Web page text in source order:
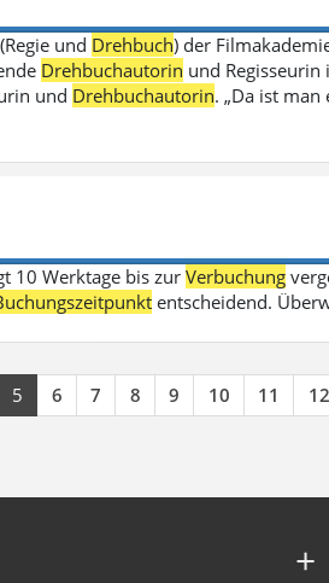
und Drehbuch) der
Drehbuchautorin und
und Drehbuchautorin. „Da ist
10 Werktage bis zurVerbuchung
entscheidend.
5 6 7 8 9 10 11 12